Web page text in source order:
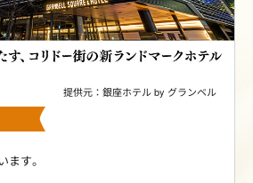
提供元：銀座ホテル by グランベル
ます。